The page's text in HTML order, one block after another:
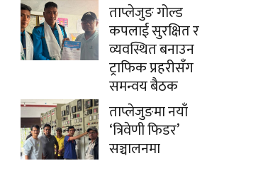
ताप्लेजुङ गोल्ड
कपलाई सुरक्षित र
व्यवस्थित बनाउन
ट्राफिक प्रहरीसँग
समन्वय बैठक
ताप्लेजुङमा नयाँ
‘त्रिवेणी फिडर’
सञ्चालनमा